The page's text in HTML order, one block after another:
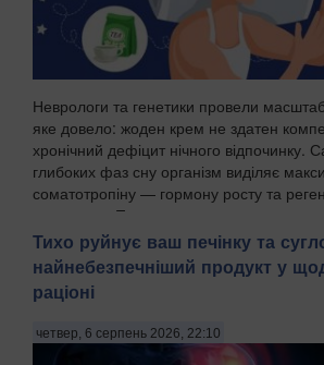
Неврологи та генетики провели
яке довело: жоден крем не здатен
хронічний дефіцит нічного відпочинку.
глибоких фаз сну організм виділяє
соматотропіну — гормону росту та
передають Пат...
Тихо руйнує ваш печінку та
найнебезпечніший продукт у
раціоні
четвер, 6 серпень 2026, 22:10